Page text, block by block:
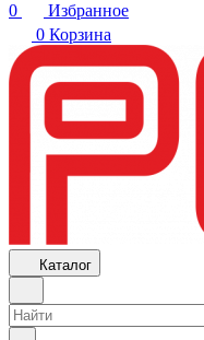
0
Избранное
0 Корзина
Каталог